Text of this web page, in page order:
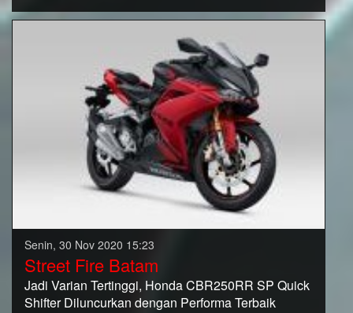
Senin, 30 Nov 2020 15:23
Street Fire Batam
Jadi Varian Tertinggi, Honda CBR250RR SP Quick
Shifter Diluncurkan dengan Performa Terbaik